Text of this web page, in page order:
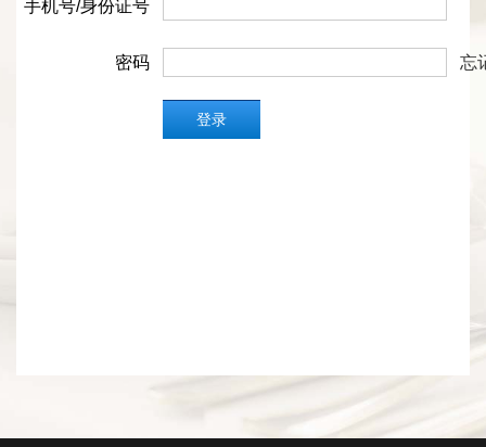
手机号/身份证号
密码 忘